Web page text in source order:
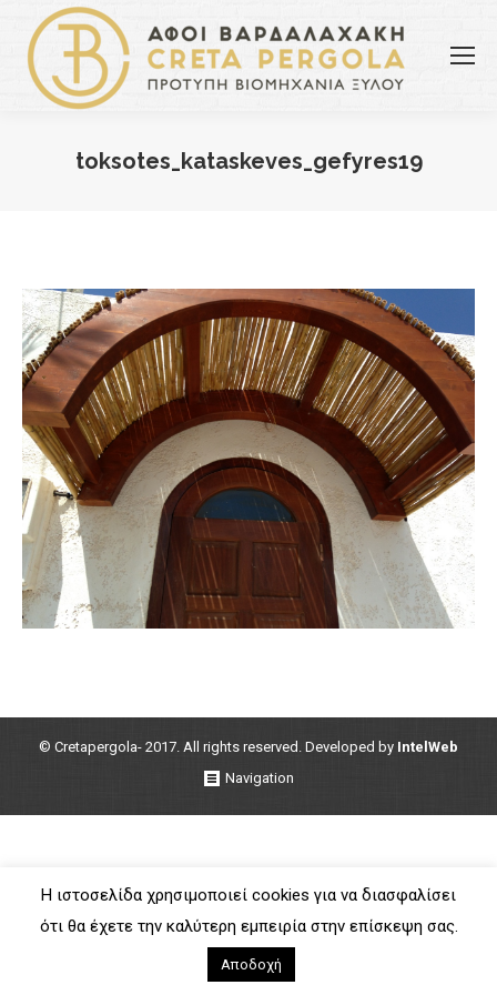
toksotes_kataskeves_gefyres19
© Cretapergola- 2017. All rights reserved. Developed by IntelWeb
Navigation
Η ιστοσελίδα χρησιμοποιεί cookies για να διασφαλίσει
ότι θα έχετε την καλύτερη εμπειρία στην επίσκεψη σας.
Αποδοχή